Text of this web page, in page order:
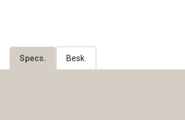
Specs. Besk.